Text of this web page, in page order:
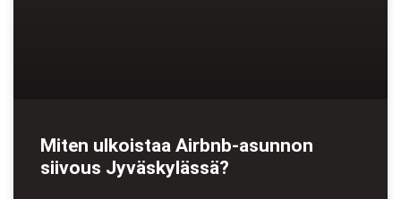
Miten ulkoistaa Airbnb-asunnon
siivous Jyväskylässä?